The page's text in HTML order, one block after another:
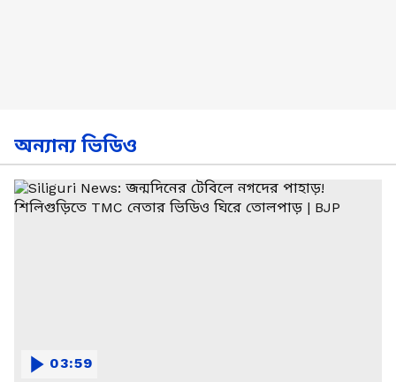
অন্যান্য ভিডিও
03:59